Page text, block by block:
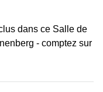
dans ce Salle de
- comptez sur